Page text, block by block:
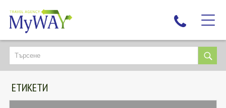
НАЙ-ТЪРСЕНИ
ДЕСТИНАЦИИ
ЕКЗОТИЧНИ ПОЧИВКИ
ЕТИКЕТИ